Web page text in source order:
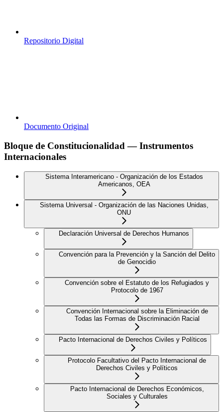
Repositorio Digital
Documento Original
Bloque de Constitucionalidad — Instrumentos
Internacionales
Sistema Interamericano - Organización de los Estados
Americanos, OEA
Sistema Universal - Organización de las Naciones Unidas,
ONU
Declaración Universal de Derechos Humanos
Convención para la Prevención y la Sanción del Delito
de Genocidio
Convención sobre el Estatuto de los Refugiados y
Protocolo de 1967
Convención Internacional sobre la Eliminación de
Todas las Formas de Discriminación Racial
Pacto Internacional de Derechos Civiles y Políticos
Protocolo Facultativo del Pacto Internacional de
Derechos Civiles y Políticos
Pacto Internacional de Derechos Económicos,
Sociales y Culturales